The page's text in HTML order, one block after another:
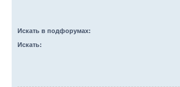
Искать в подфорумах:
Искать: